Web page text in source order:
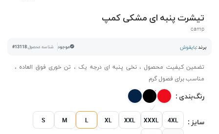
تیشرت پنبه ای مشکی کمپ
camp
برند :بایقوش موجود شناسه محصول:#13118
تضمین کیفیت محصول ، نخی پنبه ای درجه یک ، تن خوری فوق العاده ،
مناسب برای فصول گرم
رنگ‌بندی :
سایز : S M L XL XXL XXXL 4XL